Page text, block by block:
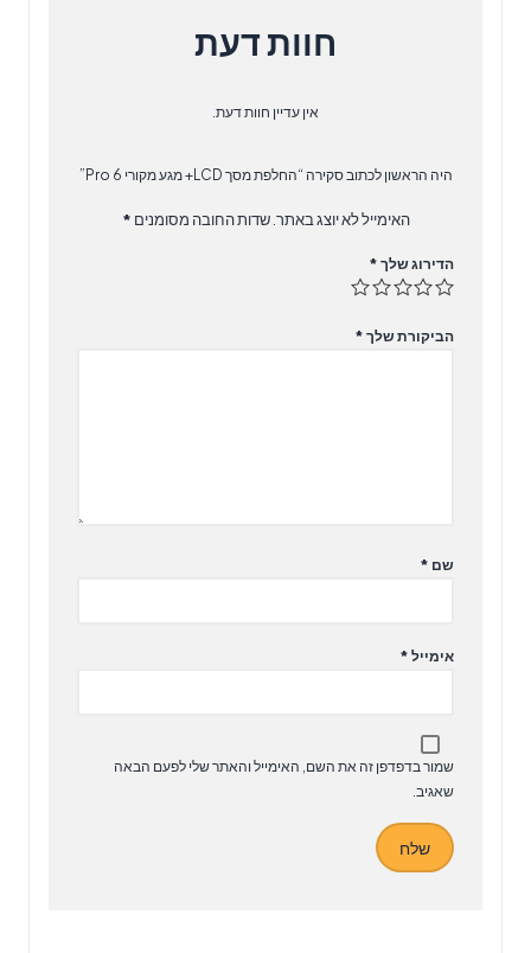
חוות דעת
אין עדיין חוות דעת.
היה הראשון לכתוב סקירה “החלפת מסך LCD+ מגע מקורי Pro 6”
האימייל לא יוצג באתר. שדות החובה מסומנים *
הדירוג שלך *
הביקורת שלך *
שם *
אימייל *
שמור בדפדפן זה את השם, האימייל והאתר שלי לפעם הבאה
שאגיב.